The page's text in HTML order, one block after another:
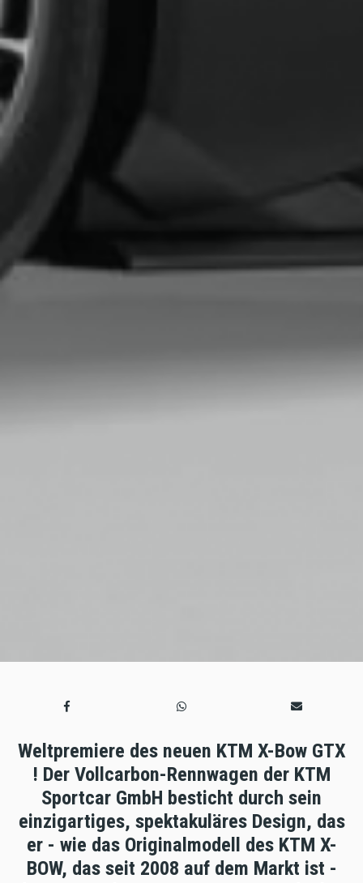
Weltpremiere des neuen KTM X-Bow GTX
! Der Vollcarbon-Rennwagen der KTM
Sportcar GmbH besticht durch sein
einzigartiges, spektakuläres Design, das
er - wie das Originalmodell des KTM X-
BOW, das seit 2008 auf dem Markt ist -